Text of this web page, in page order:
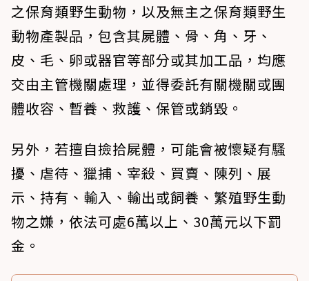
之保育類野生動物，以及無主之保育類野生
動物產製品，包含其屍體、骨、角、牙、
皮、毛、卵或器官等部分或其加工品，均應
交由主管機關處理，並得委託有關機關或團
體收容、暫養、救護、保管或銷毀。
另外，若擅自撿拾屍體，可能會被懷疑有騷
擾、虐待、獵捕、宰殺、買賣、陳列、展
示、持有、輸入、輸出或飼養、繁殖野生動
物之嫌，依法可處6萬以上、30萬元以下罰
金。